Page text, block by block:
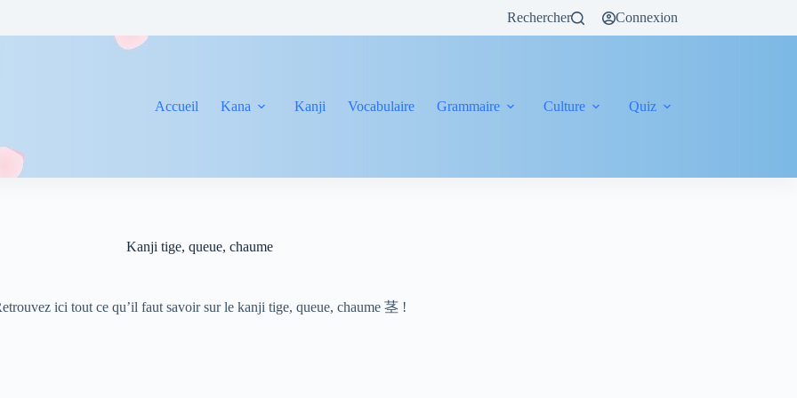
Rechercher Connexion
Accueil Kana Kanji Vocabulaire Grammaire Culture Quiz
Kanji tige, queue, chaume
ici tout ce qu’il faut savoir sur le kanji tige, queue, chaume 茎 !